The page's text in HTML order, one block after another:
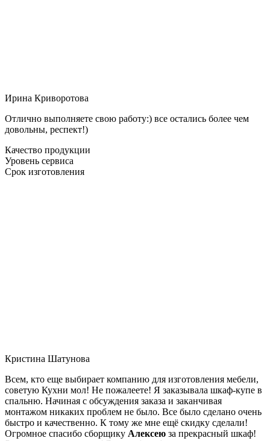
Ирина Криворотова
Отлично выполняете свою работу:) все остались более чем
довольны, респект!)
Качество продукции
Уровень сервиса
Срок изготовления
Кристина Шатунова
Всем, кто еще выбирает компанию для изготовления мебели,
советую Кухни мол! Не пожалеете! Я заказывала шкаф-купе в
спальню. Начиная с обсуждения заказа и заканчивая
монтажом никаких проблем не было. Все было сделано очень
быстро и качественно. К тому же мне ещё скидку сделали!
Огромное спасибо сборщику Алексею за прекрасный шкаф!